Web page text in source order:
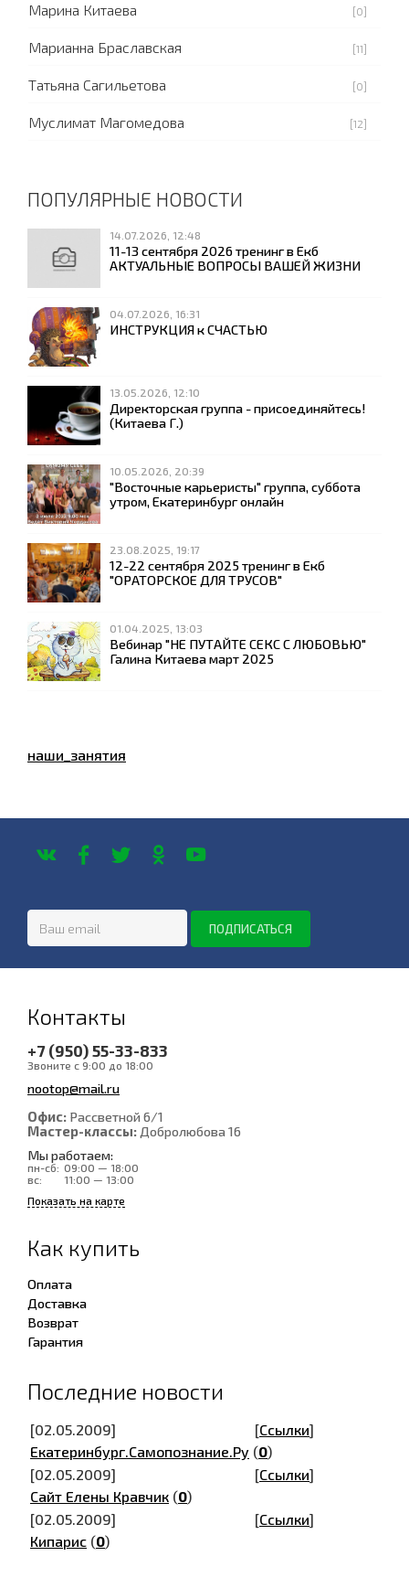
Марина Китаева [0]
Марианна Браславская [11]
Татьяна Сагильетова [0]
Муслимат Магомедова [12]
ПОПУЛЯРНЫЕ НОВОСТИ
14.07.2026, 12:48
11-13 сентября 2026 тренинг в Екб
АКТУАЛЬНЫЕ ВОПРОСЫ ВАШЕЙ ЖИЗНИ
04.07.2026, 16:31
ИНСТРУКЦИЯ к СЧАСТЬЮ
13.05.2026, 12:10
Директорская группа - присоединяйтесь!
(Китаева Г.)
10.05.2026, 20:39
"Восточные карьеристы" группа, суббота
утром, Екатеринбург онлайн
23.08.2025, 19:17
12-22 сентября 2025 тренинг в Екб
"ОРАТОРСКОЕ ДЛЯ ТРУСОВ"
01.04.2025, 13:03
Вебинар "НЕ ПУТАЙТЕ СЕКС С ЛЮБОВЬЮ"
Галина Китаева март 2025
наши_занятия
Контакты
+7 (950) 55-33-833
Звоните с 9:00 до 18:00
nootop@mail.ru
Офис: Рассветной 6/1
Мастер-классы: Добролюбова 16
Мы работаем:
пн-сб: 09:00 — 18:00
вс:
11:00 — 13:00
Показать на карте
Как купить
Оплата
Доставка
Возврат
Гарантия
Последние новости
[02.05.2009] [Ссылки]
Екатеринбург.Самопознание.Ру (0)
[02.05.2009]
[Ссылки]
Сайт Елены Кравчик (0)
[02.05.2009]
[Ссылки]
Кипарис (0)